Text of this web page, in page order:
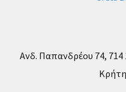
Ανδ. Παπανδρέου 74, 714